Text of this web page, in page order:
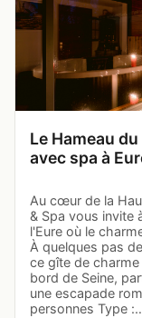
Le Hameau
avec spa à
Au cœur de la
& Spa vous invite
l'Eure où le
À quelques pas
ce gîte de
bord de Seine,
une escapade
personnes Type